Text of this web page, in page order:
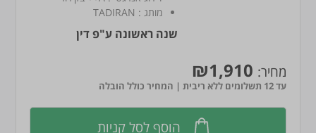
מותג :
TADIRAN
שנה ראשונה ע"פ דין
מחיר: ₪1,910
עד 12 תשלומים ללא ריבית | המחיר כולל הובלה
הוסף לסל קניות